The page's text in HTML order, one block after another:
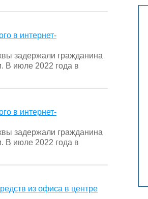
в интернет-
задержали гражданина
В июле 2022 года в
в интернет-
задержали гражданина
В июле 2022 года в
из офиса в центре